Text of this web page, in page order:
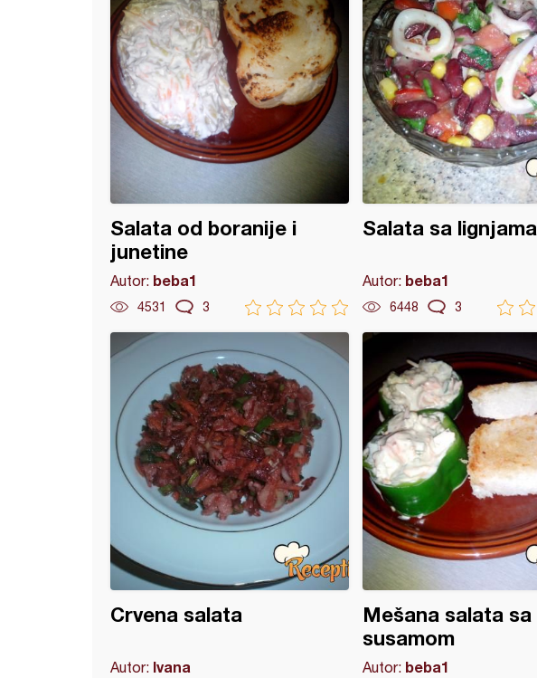
Salata od boranije i
junetine
Autor: beba1
4531 3
Salata sa lignjama
Autor: beba1
6448 3
Crvena salata
Autor: Ivana
Mešana salata sa
susamom
Autor: beba1